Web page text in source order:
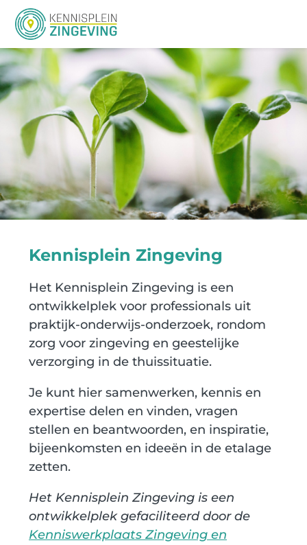
Kennisplein Zingeving
Het Kennisplein Zingeving is een
ontwikkelplek voor professionals uit
praktijk-onderwijs-onderzoek, rondom
zorg voor zingeving en geestelijke
verzorging in de thuissituatie.
Je kunt hier samenwerken, kennis en
expertise delen en vinden, vragen
stellen en beantwoorden, en inspiratie,
bijeenkomsten en ideeën in de etalage
zetten.
Het Kennisplein Zingeving is een
ontwikkelplek gefaciliteerd door de
Kenniswerkplaats Zingeving en